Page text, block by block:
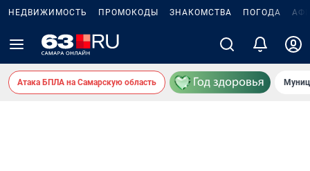
НЕДВИЖИМОСТЬ ПРОМОКОДЫ ЗНАКОМСТВА ПОГОДА
Атака БПЛА на Самарскую область